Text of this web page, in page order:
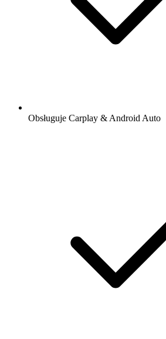
Obsługuje Carplay & Android Auto